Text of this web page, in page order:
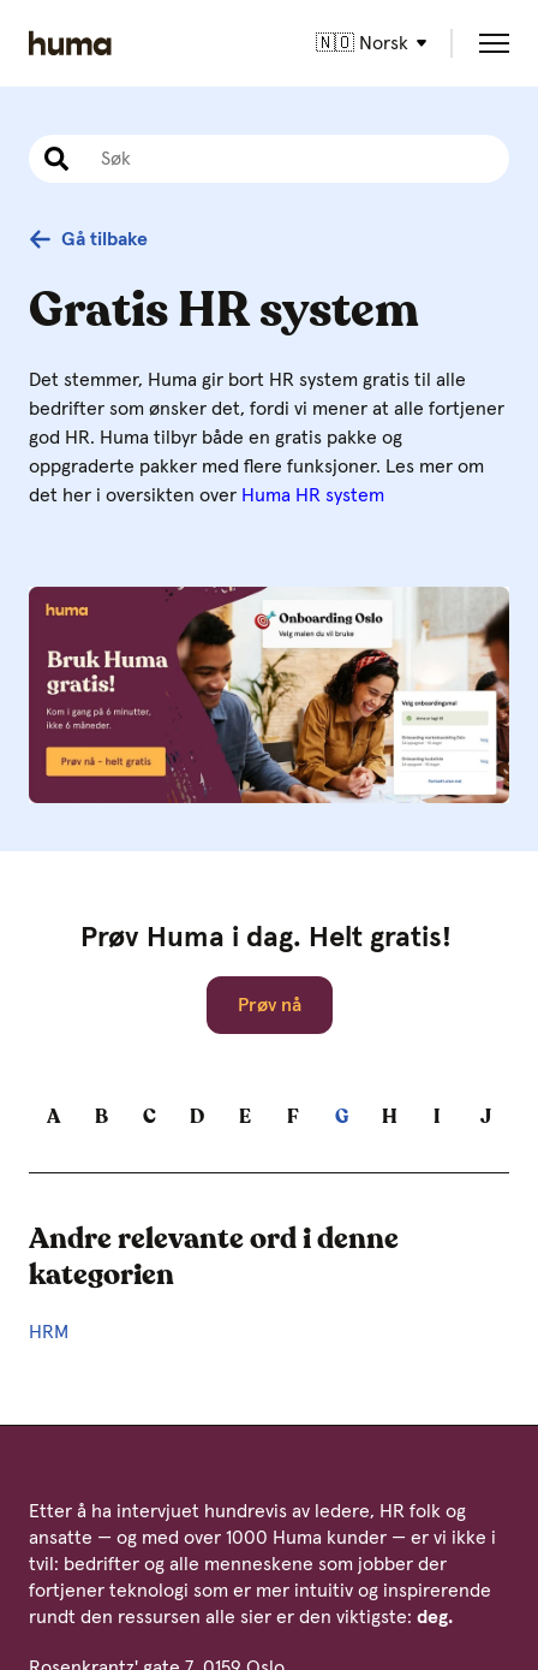
🇳🇴 Norsk
Gå tilbake
Gratis HR system
Det stemmer, Huma gir bort HR system gratis til alle
bedrifter som ønsker det, fordi vi mener at alle fortjener
god HR. Huma tilbyr både en gratis pakke og
oppgraderte pakker med flere funksjoner. Les mer om
det her i oversikten over Huma HR system
Prøv Huma i dag. Helt gratis!
Prøv nå
A B C D E F G H I J
Andre relevante ord i denne
kategorien
HRM
Etter å ha intervjuet hundrevis av ledere, HR folk og
ansatte — og med over 1000 Huma kunder — er vi ikke i
tvil: bedrifter og alle menneskene som jobber der
fortjener teknologi som er mer intuitiv og inspirerende
rundt den ressursen alle sier er den viktigste: deg.